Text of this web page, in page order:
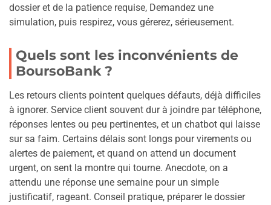
dossier et de la patience requise, Demandez une
simulation, puis respirez, vous gérerez, sérieusement.
Quels sont les inconvénients de
BoursoBank ?
Les retours clients pointent quelques défauts, déjà difficiles
à ignorer. Service client souvent dur à joindre par téléphone,
réponses lentes ou peu pertinentes, et un chatbot qui laisse
sur sa faim. Certains délais sont longs pour virements ou
alertes de paiement, et quand on attend un document
urgent, on sent la montre qui tourne. Anecdote, on a
attendu une réponse une semaine pour un simple
justificatif, rageant. Conseil pratique, préparer le dossier